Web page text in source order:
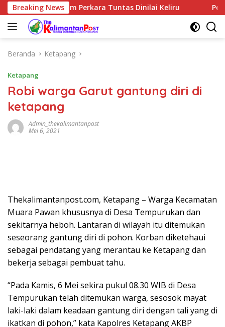
Langsung
ke
konten
Breaking News
Klaim Perkara Tuntas Dinilai Keliru Polemik MBG
Beranda Ketapang
Ketapang
Robi warga Garut gantung diri di
ketapang
Admin_thekalimantanpost
Mei 6, 2021
Thekalimantanpost.com, Ketapang – Warga Kecamatan
Muara Pawan khususnya di Desa Tempurukan dan
sekitarnya heboh. Lantaran di wilayah itu ditemukan
seseorang gantung diri di pohon. Korban diketehaui
sebagai pendatang yang merantau ke Ketapang dan
bekerja sebagai pembuat tahu.
“Pada Kamis, 6 Mei sekira pukul 08.30 WIB di Desa
Tempurukan telah ditemukan warga, sesosok mayat
laki-laki dalam keadaan gantung diri dengan tali yang di
ikatkan di pohon,” kata Kapolres Ketapang AKBP